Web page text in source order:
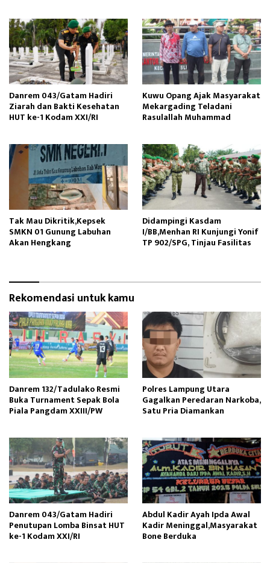
Danrem 043/Gatam Hadiri
Ziarah dan Bakti Kesehatan
HUT ke-1 Kodam XXI/RI
Kuwu Opang Ajak Masyarakat
Mekargading Teladani
Rasulallah Muhammad
Tak Mau Dikritik,Kepsek
SMKN 01 Gunung Labuhan
Akan Hengkang
Didampingi Kasdam
I/BB,Menhan RI Kunjungi Yonif
TP 902/SPG, Tinjau Fasilitas
Rekomendasi untuk kamu
Danrem 132/Tadulako Resmi
Buka Turnament Sepak Bola
Piala Pangdam XXIII/PW
Polres Lampung Utara
Gagalkan Peredaran Narkoba,
Satu Pria Diamankan
Danrem 043/Gatam Hadiri
Penutupan Lomba Binsat HUT
ke-1 Kodam XXI/RI
Abdul Kadir Ayah Ipda Awal
Kadir Meninggal,Masyarakat
Bone Berduka